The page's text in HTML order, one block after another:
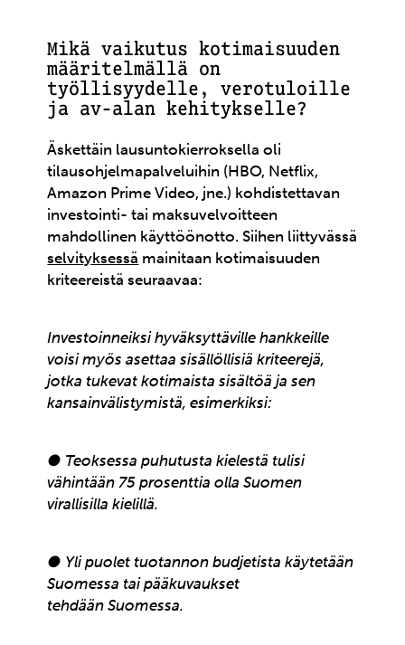
Mikä vaikutus kotimaisuuden
määritelmällä on
työllisyydelle, verotuloille
ja av-alan kehitykselle?
Äskettäin lausuntokierroksella oli
tilausohjelmapalveluihin (HBO, Netflix,
Amazon Prime Video, jne.) kohdistettavan
investointi- tai maksuvelvoitteen
mahdollinen käyttöönotto. Siihen liittyvässä
selvityksessä mainitaan kotimaisuuden
kriteereistä seuraavaa:
Investoinneiksi hyväksyttäville hankkeille
voisi myös asettaa sisällöllisiä kriteerejä,
jotka tukevat kotimaista sisältöä ja sen
kansainvälistymistä, esimerkiksi:
● Teoksessa puhutusta kielestä tulisi
vähintään 75 prosenttia olla Suomen
virallisilla kielillä.
● Yli puolet tuotannon budjetista käytetään
Suomessa tai pääkuvaukset
tehdään Suomessa.